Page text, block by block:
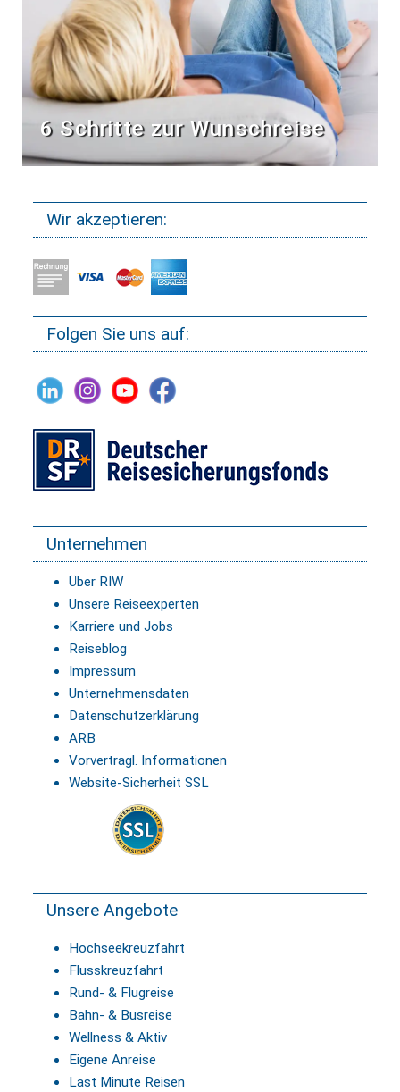
6 Schritte zur Wunschreise
Wir akzeptieren:
Folgen Sie uns auf:
Unternehmen
Über RIW
Unsere Reiseexperten
Karriere und Jobs
Reiseblog
Impressum
Unternehmensdaten
Datenschutzerklärung
ARB
Vorvertragl. Informationen
Website-Sicherheit SSL
Unsere Angebote
Hochseekreuzfahrt
Flusskreuzfahrt
Rund- & Flugreise
Bahn- & Busreise
Wellness & Aktiv
Eigene Anreise
Last Minute Reisen